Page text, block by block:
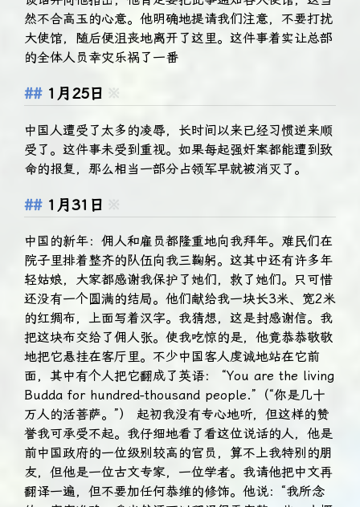
然不合高玉的心意。他明确地提请我们注意，不要打扰
大使馆，随后便沮丧地离开了这里。这件事着实让总部
的全体人员幸灾乐祸了一番
1月25日 ※
中国人遭受了太多的凌辱，长时间以来已经习惯逆来顺
受了。这件事未受到重视。如果每起强奸案都能遭到致
命的报复，那么相当一部分占领军早就被消灭了。
1月31日
中国的新年：佣人和雇员都隆重地向我拜年。难民们在
院子里排着整齐的队伍向我三鞠躬。这其中还有许多年
轻姑娘，大家都感谢我保护了她们，救了她们。只可惜
还没有一个圆满的结局。他们献给我一块长3米、宽2米
的红绸布，上面写着汉字。我猜想，这是封感谢信。我
把这块布交给了佣人张。使我吃惊的是，他竟恭恭敬敬
地把它悬挂在客厅里。不少中国客人虔诚地站在它前
面，其中有个人把它翻成了英语： “You are the living
Budda for hundred-thousand people.”（“你是几十
万人的活菩萨。”） 起初我没有专心地听，但这样的赞
誉我可承受不起。我仔细地看了看这位说话的人，他是
前中国政府的一位级别较高的官员，算不上我特别的朋
友，但他是一位古文专家，一位学者。我请他把中文再
翻译一遍，但不要加任何恭维的修饰。他说：“我所念